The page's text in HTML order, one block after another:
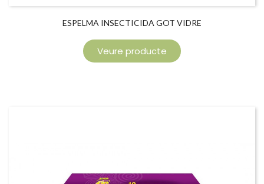
ESPELMA INSECTICIDA GOT VIDRE
Veure producte